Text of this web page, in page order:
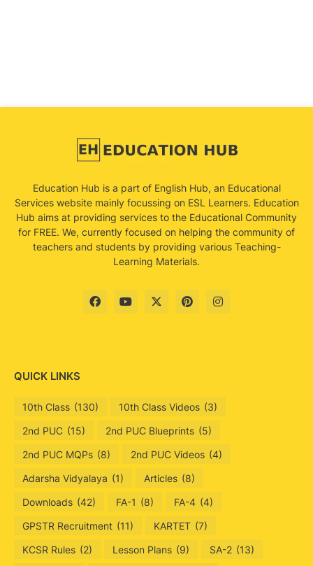
Education Hub is a part of English Hub, an Educational
Services website mainly focussing on ESL Learners. Education
Hub aims at providing services to the Educational Community
for FREE. We, currently focused on helping the community of
teachers and students by providing various Teaching-
Learning Materials.
QUICK LINKS
10th Class (130) 10th Class Videos (3)
2nd PUC (15) 2nd PUC Blueprints (5)
2nd PUC MQPs (8) 2nd PUC Videos (4)
Adarsha Vidyalaya (1) Articles (8)
Downloads (42) FA-1 (8) FA-4 (4)
GPSTR Recruitment (11) KARTET (7)
KCSR Rules (2) Lesson Plans (9) SA-2 (13)